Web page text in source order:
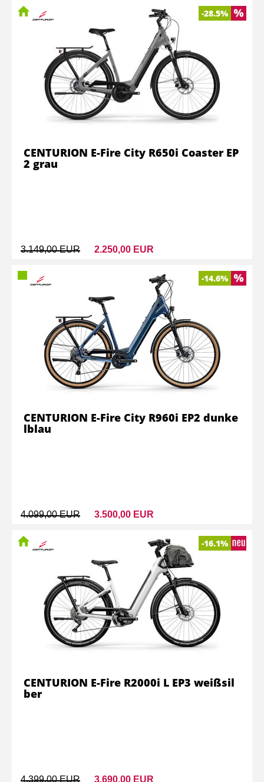
-28.5%
3.149,00 EUR 2.250,00 EUR
CENTURION E-Fire City R650i Coaster EP
2 grau
-14.6%
4.099,00 EUR 3.500,00 EUR
CENTURION E-Fire City R960i EP2 dunke
lblau
-16.1%
4.399,00 EUR 3.690,00 EUR
CENTURION E-Fire R2000i L EP3 weißsil
ber